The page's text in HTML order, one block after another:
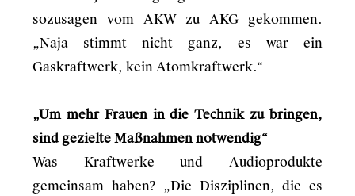
sozusagen vom AKW zu AKG gekommen.
„Naja stimmt nicht ganz, es war ein
Gaskraftwerk, kein Atomkraftwerk.“
„Um mehr Frauen in die Technik zu bringen,
sind gezielte Maßnahmen notwendig“
Was Kraftwerke und Audioprodukte
gemeinsam haben? „Die Disziplinen, die es